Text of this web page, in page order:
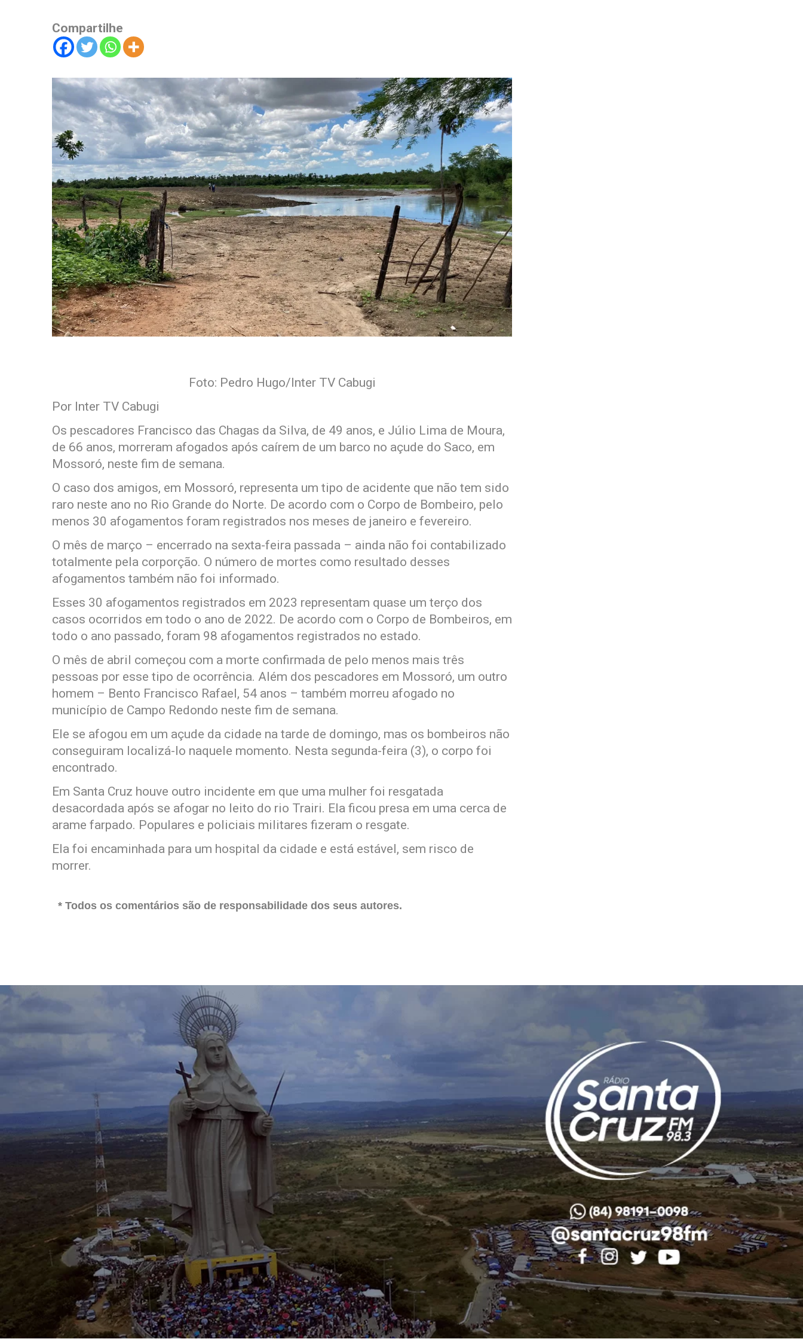
Compartilhe
Foto: Pedro Hugo/Inter TV Cabugi
Por Inter TV Cabugi
Os pescadores Francisco das Chagas da Silva, de 49 anos, e Júlio Lima de Moura,
de 66 anos, morreram afogados após caírem de um barco no açude do Saco, em
Mossoró, neste fim de semana.
O caso dos amigos, em Mossoró, representa um tipo de acidente que não tem sido
raro neste ano no Rio Grande do Norte. De acordo com o Corpo de Bombeiro, pelo
menos 30 afogamentos foram registrados nos meses de janeiro e fevereiro.
O mês de março – encerrado na sexta-feira passada – ainda não foi contabilizado
totalmente pela corporção. O número de mortes como resultado desses
afogamentos também não foi informado.
Esses 30 afogamentos registrados em 2023 representam quase um terço dos
casos ocorridos em todo o ano de 2022. De acordo com o Corpo de Bombeiros, em
todo o ano passado, foram 98 afogamentos registrados no estado.
O mês de abril começou com a morte confirmada de pelo menos mais três
pessoas por esse tipo de ocorrência. Além dos pescadores em Mossoró, um outro
homem – Bento Francisco Rafael, 54 anos – também morreu afogado no
município de Campo Redondo neste fim de semana.
Ele se afogou em um açude da cidade na tarde de domingo, mas os bombeiros não
conseguiram localizá-lo naquele momento. Nesta segunda-feira (3), o corpo foi
encontrado.
Em Santa Cruz houve outro incidente em que uma mulher foi resgatada
desacordada após se afogar no leito do rio Trairi. Ela ficou presa em uma cerca de
arame farpado. Populares e policiais militares fizeram o resgate.
Ela foi encaminhada para um hospital da cidade e está estável, sem risco de
morrer.
* Todos os comentários são de responsabilidade dos seus autores.